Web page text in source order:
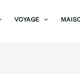
VOYAGE